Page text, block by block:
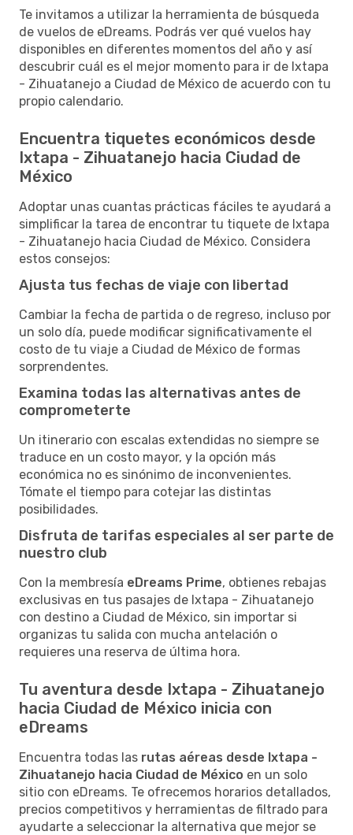
Te invitamos a utilizar la herramienta de búsqueda
de vuelos de eDreams. Podrás ver qué vuelos hay
disponibles en diferentes momentos del año y así
descubrir cuál es el mejor momento para ir de Ixtapa
- Zihuatanejo a Ciudad de México de acuerdo con tu
propio calendario.
Encuentra tiquetes económicos desde
Ixtapa - Zihuatanejo hacia Ciudad de
México
Adoptar unas cuantas prácticas fáciles te ayudará a
simplificar la tarea de encontrar tu tiquete de Ixtapa
- Zihuatanejo hacia Ciudad de México. Considera
estos consejos:
Ajusta tus fechas de viaje con libertad
Cambiar la fecha de partida o de regreso, incluso por
un solo día, puede modificar significativamente el
costo de tu viaje a Ciudad de México de formas
sorprendentes.
Examina todas las alternativas antes de
comprometerte
Un itinerario con escalas extendidas no siempre se
traduce en un costo mayor, y la opción más
económica no es sinónimo de inconvenientes.
Tómate el tiempo para cotejar las distintas
posibilidades.
Disfruta de tarifas especiales al ser parte de
nuestro club
Con la membresía eDreams Prime, obtienes rebajas
exclusivas en tus pasajes de Ixtapa - Zihuatanejo
con destino a Ciudad de México, sin importar si
organizas tu salida con mucha antelación o
requieres una reserva de última hora.
Tu aventura desde Ixtapa - Zihuatanejo
hacia Ciudad de México inicia con
eDreams
Encuentra todas las rutas aéreas desde Ixtapa -
Zihuatanejo hacia Ciudad de México en un solo
sitio con eDreams. Te ofrecemos horarios detallados,
precios competitivos y herramientas de filtrado para
ayudarte a seleccionar la alternativa que mejor se